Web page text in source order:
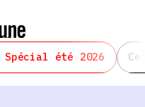
Spécial été 2026